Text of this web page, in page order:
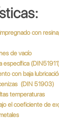
con
de vacío
específica
con baja
(DIN 51903)
temperaturas
el coeficiente de